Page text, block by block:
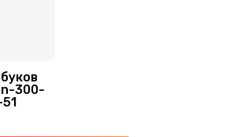
Чистка от пыли
300-